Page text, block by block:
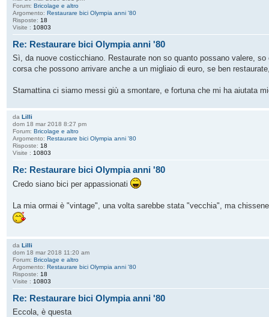
Forum: Bricolage e altro
Argomento: Restaurare bici Olympia anni '80
Risposte: 18
Visite : 10803
Re: Restaurare bici Olympia anni '80
Sì, da nuove costicchiano. Restaurate non so quanto possano valere,
corsa che possono arrivare anche a un migliaio di euro, se ben
Stamattina ci siamo messi giù a smontare, e fortuna che mi ha aiutata
da Lilli
dom 18 mar 2018 8:27 pm
Forum: Bricolage e altro
Argomento: Restaurare bici Olympia anni '80
Risposte: 18
Visite : 10803
Re: Restaurare bici Olympia anni '80
Credo siano bici per appassionati
La mia ormai è "vintage", una volta sarebbe stata "vecchia", ma
da Lilli
dom 18 mar 2018 11:20 am
Forum: Bricolage e altro
Argomento: Restaurare bici Olympia anni '80
Risposte: 18
Visite : 10803
Re: Restaurare bici Olympia anni '80
Eccola, è questa